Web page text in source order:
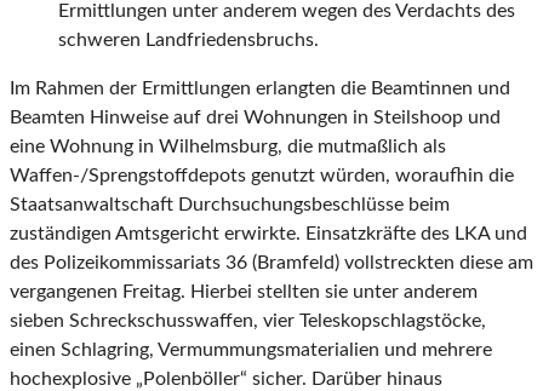
Ermittlungen unter anderem wegen des Verdachts des
schweren Landfriedensbruchs.
Im Rahmen der Ermittlungen erlangten die Beamtinnen und
Beamten Hinweise auf drei Wohnungen in Steilshoop und
eine Wohnung in Wilhelmsburg, die mutmaßlich als
Waffen-/Sprengstoffdepots genutzt würden, woraufhin die
Staatsanwaltschaft Durchsuchungsbeschlüsse beim
zuständigen Amtsgericht erwirkte. Einsatzkräfte des LKA und
des Polizeikommissariats 36 (Bramfeld) vollstreckten diese am
vergangenen Freitag. Hierbei stellten sie unter anderem
sieben Schreckschusswaffen, vier Teleskopschlagstöcke,
einen Schlagring, Vermummungsmaterialien und mehrere
hochexplosive „Polenböller“ sicher. Darüber hinaus